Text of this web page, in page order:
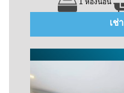
1 ห้องนอน
เช่า